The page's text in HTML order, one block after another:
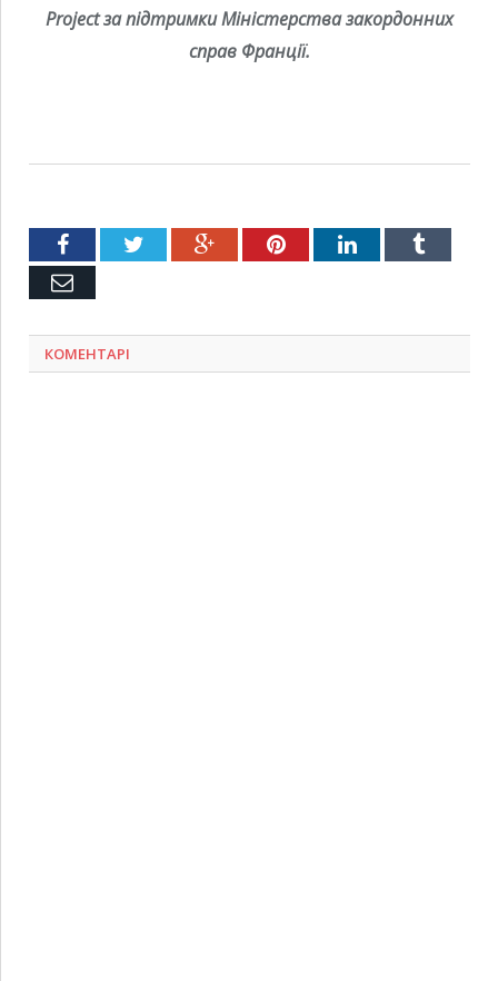
Project за підтримки Міністерства закордонних
справ Франції.
FacebookTwitter Google+PinterestLinkedInTumblr
Емейл
КОМЕНТАРІ